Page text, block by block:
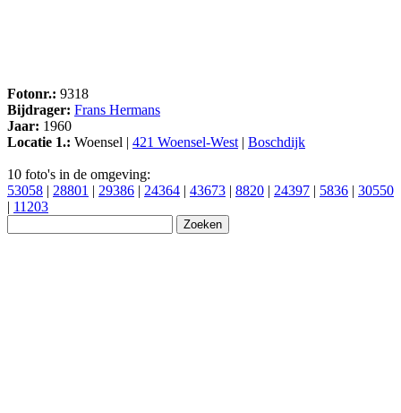
Fotonr.: 9318
Bijdrager: Frans Hermans
Jaar: 1960
Locatie 1.: Woensel | 421 Woensel-West | Boschdijk
10 foto's in de omgeving:
53058 | 28801 | 29386 | 24364 | 43673 | 8820 | 24397 | 5836 | 30550
| 11203